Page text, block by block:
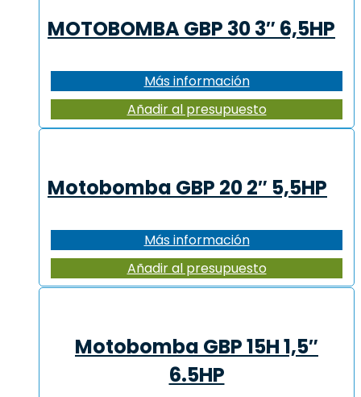
MOTOBOMBA GBP 30 3″ 6,5HP
Más información
Añadir al presupuesto
Motobomba GBP 20 2″ 5,5HP
Más información
Añadir al presupuesto
Motobomba GBP 15H 1,5″
6.5HP